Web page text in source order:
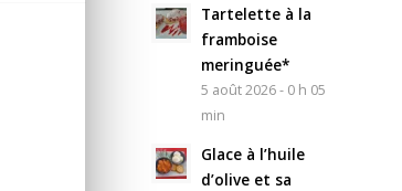
Tartelette à la
framboise
meringuée*
5 août 2026 - 0 h 05
min
Glace à l’huile
d’olive et sa